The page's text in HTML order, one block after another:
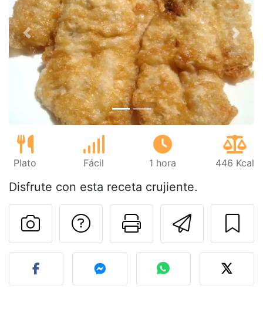
Anterior
Plato Fácil 1 hora 446 Kcal
Disfrute con esta receta crujiente.
Imprimir
Preguntar al autor
Publicar la foto de esta